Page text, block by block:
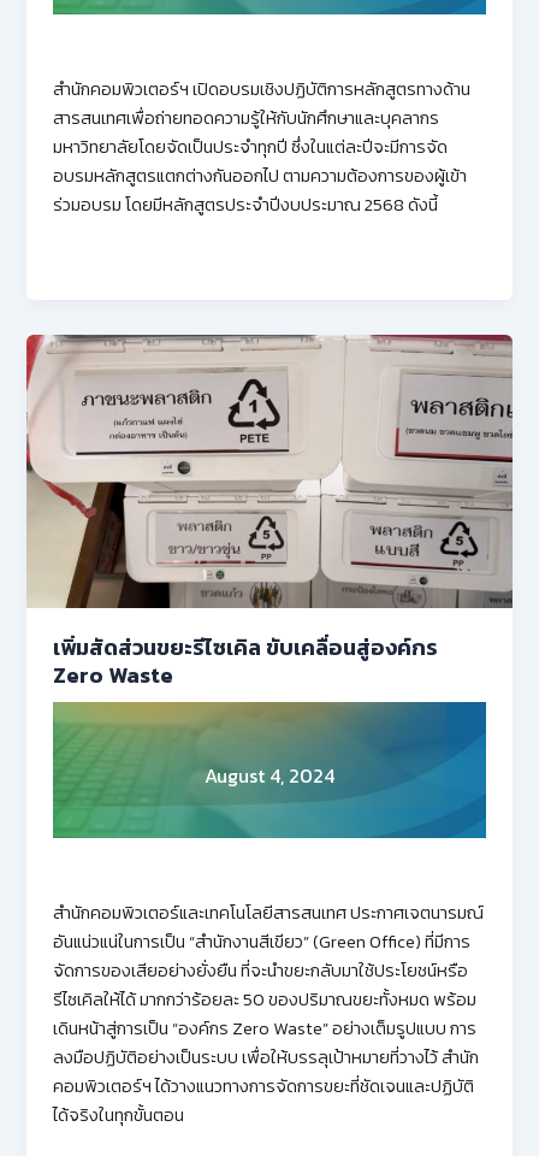
สำนักคอมพิวเตอร์ฯ เปิดอบรมเชิงปฏิบัติการหลักสูตรทางด้าน
สารสนเทศเพื่อถ่ายทอดความรู้ให้กับนักศึกษาและบุคลากร
มหาวิทยาลัยโดยจัดเป็นประจำทุกปี ซึ่งในแต่ละปีจะมีการจัด
อบรมหลักสูตรแตกต่างกันออกไป ตามความต้องการของผู้เข้า
ร่วมอบรม โดยมีหลักสูตรประจำปีงบประมาณ 2568 ดังนี้
เพิ่มสัดส่วนขยะรีไซเคิล ขับเคลื่อนสู่องค์กร
Zero Waste
August 4, 2024
สำนักคอมพิวเตอร์และเทคโนโลยีสารสนเทศ ประกาศเจตนารมณ์
อันแน่วแน่ในการเป็น “สำนักงานสีเขียว” (Green Office) ที่มีการ
จัดการของเสียอย่างยั่งยืน ที่จะนำขยะกลับมาใช้ประโยชน์หรือ
รีไซเคิลให้ได้ มากกว่าร้อยละ 50 ของปริมาณขยะทั้งหมด พร้อม
เดินหน้าสู่การเป็น “องค์กร Zero Waste” อย่างเต็มรูปแบบ การ
ลงมือปฏิบัติอย่างเป็นระบบ เพื่อให้บรรลุเป้าหมายที่วางไว้ สำนัก
คอมพิวเตอร์ฯ ได้วางแนวทางการจัดการขยะที่ชัดเจนและปฏิบัติ
ได้จริงในทุกขั้นตอน